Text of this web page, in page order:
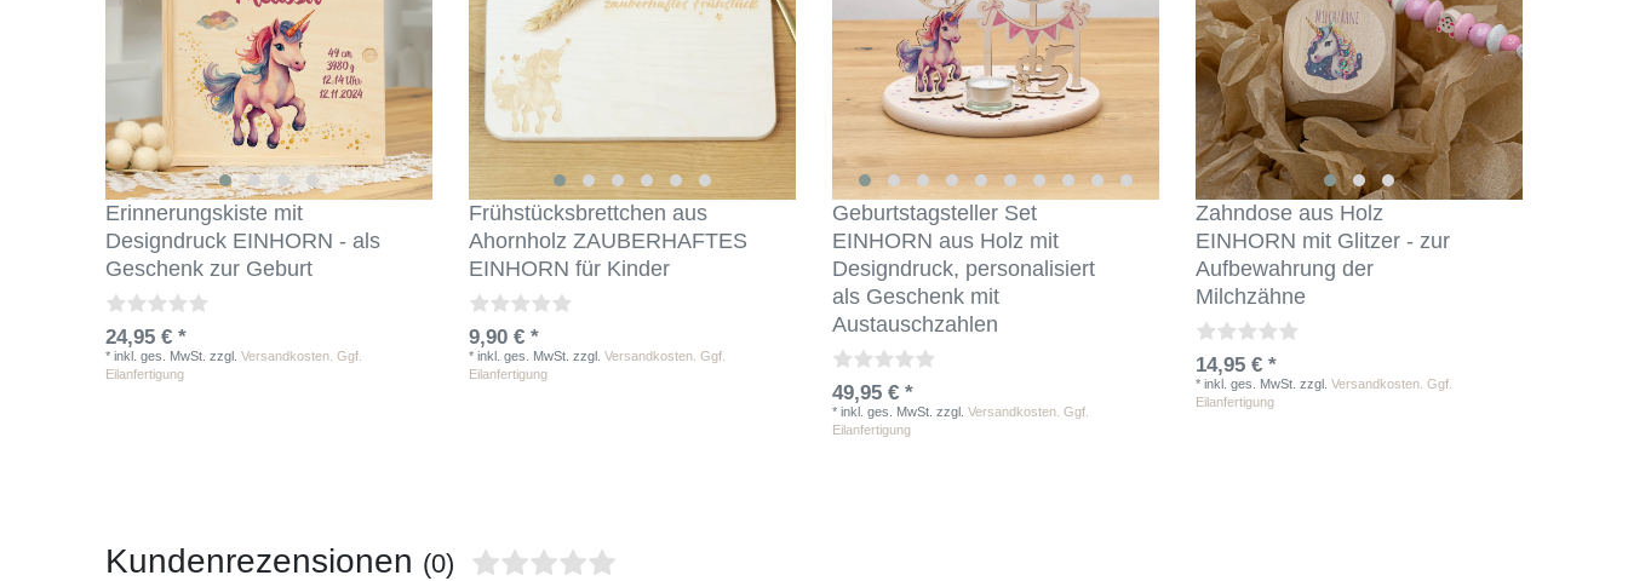
Erinnerungskiste mit
Designdruck EINHORN - als
Geschenk zur Geburt
24,95 € *
* inkl. ges. MwSt. zzgl. Versandkosten. Ggf.
Eilanfertigung
Frühstücksbrettchen aus
Ahornholz ZAUBERHAFTES
EINHORN für Kinder
9,90 € *
* inkl. ges. MwSt. zzgl. Versandkosten. Ggf.
Eilanfertigung
Geburtstagsteller Set
EINHORN aus Holz mit
Designdruck, personalisiert
als Geschenk mit
Austauschzahlen
49,95 € *
* inkl. ges. MwSt. zzgl. Versandkosten. Ggf.
Eilanfertigung
Zahndose aus Holz
EINHORN mit Glitzer - zur
Aufbewahrung der
Milchzähne
14,95 € *
* inkl. ges. MwSt. zzgl. Versandkosten. Ggf.
Eilanfertigung
Kundenrezensionen (0)